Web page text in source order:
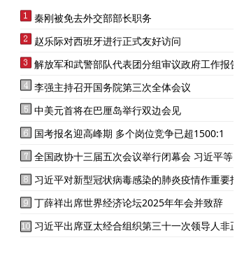
秦刚被免去外交部部长职务
赵乐际对西班牙进行正式友好访问
解放军和武警部队代表团分组审议政府工作报告
李强主持召开国务院第三次全体会议
中美元首将在巴厘岛举行双边会见
国考报名迎高峰期 多个岗位竞争已超1500:1
习近平对新型冠状病毒感染的肺炎疫情作重要指示
丁薛祥出席世界经济论坛2025年年会并致辞